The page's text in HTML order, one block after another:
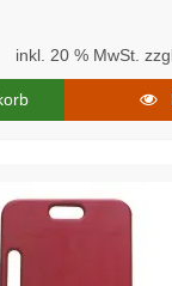
inkl. 20 % MwSt.